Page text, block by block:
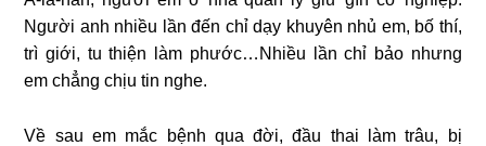
Người anh nhiều lần đến chỉ dạy khuyên nhủ em, bố thí,
trì giới, tu thiện làm phước…Nhiều lần chỉ bảo nhưng
em chẳng chịu tin nghe.
Về sau em mắc bệnh qua đời, đầu thai làm trâu, bị